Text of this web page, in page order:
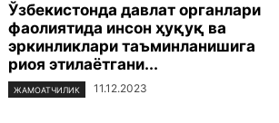
Ўзбекистонда давлат органлари
фаолиятида инсон ҳуқуқ ва
эркинликлари таъминланишига
риоя этилаётгани...
ЖАМОАТЧИЛИК 11.12.2023